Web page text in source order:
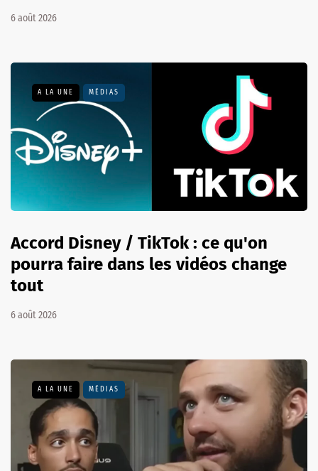
6 août 2026
A LA UNE MÉDIAS
Accord Disney / TikTok : ce qu'on
pourra faire dans les vidéos change
tout
6 août 2026
A LA UNE MÉDIAS